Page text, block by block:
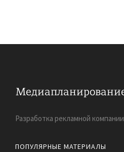
Разработка рекламной компании
ПОПУЛЯРНЫЕ МАТЕРИАЛЫ